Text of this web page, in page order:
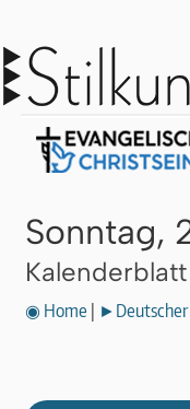
Sonntag,
◉ Home ►Deutscher